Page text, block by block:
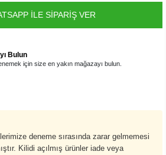
İLE SİPARİŞ VER
Bulun
için size en yakın mağazayı bulun.
deneme sırasında zarar gelmemesi
Kilidi açılmış ürünler iade veya